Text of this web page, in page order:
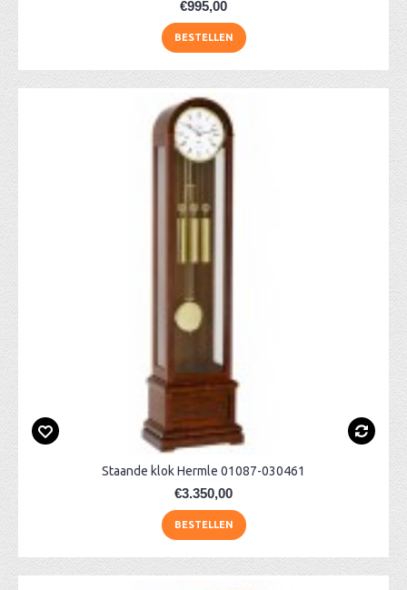
€995,00
BESTELLEN
Staande klok Hermle 01087-030461
€3.350,00
BESTELLEN